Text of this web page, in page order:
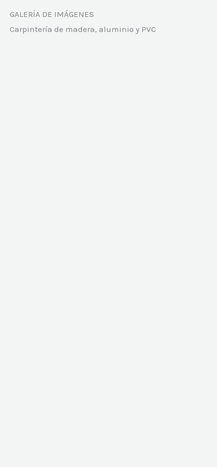
GALERÍA DE IMÁGENES
Carpintería de madera, aluminio y PVC